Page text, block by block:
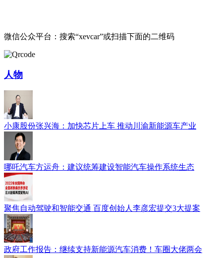
微信公众平台：搜索“xevcar”或扫描下面的二维码
人物
小康股份张兴海：加快芯片上车 推动川渝新能源车产业
哪吒汽车方运舟：建议统筹建设智能汽车操作系统生态
聚焦自动驾驶和智能交通 百度创始人李彦宏提交3大提案
政府工作报告：继续支持新能源汽车消费！车圈大佬两会